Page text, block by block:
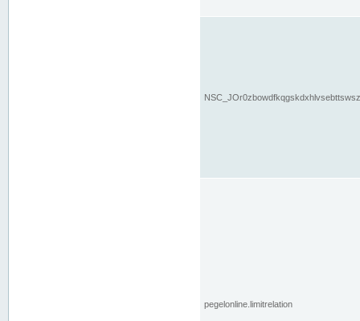
pegelonline.limitrelation